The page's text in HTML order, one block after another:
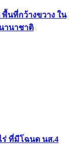
พื้นที่กว้างขวาง ใน
านาชาติ
ร่ ที่มีโฉนด นส.4